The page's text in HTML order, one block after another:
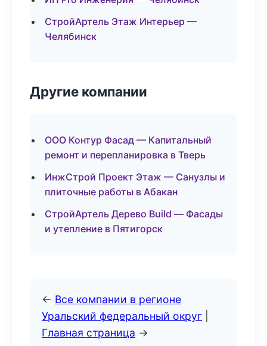
СтройАртель Этаж Интерьер —
Челябинск
Другие компании
ООО Контур Фасад — Капитальный
ремонт и перепланировка в Тверь
ИнжСтрой Проект Этаж — Санузлы и
плиточные работы в Абакан
СтройАртель Дерево Build — Фасады
и утепление в Пятигорск
← Все компании в регионе
Уральский федеральный округ
Главная страница →